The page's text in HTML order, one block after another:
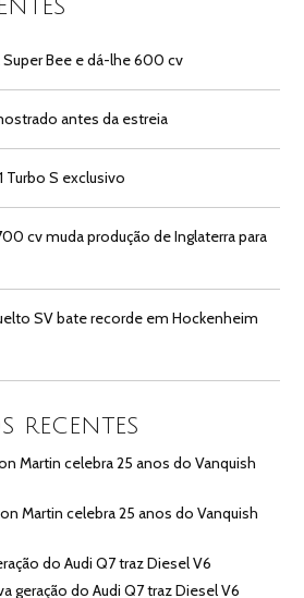
Bee e dá-lhe 600 cv
antes da estreia
Turbo S exclusivo
cv muda produção de Inglaterra para
SV bate recorde em Hockenheim
RECENTES
Martin celebra 25 anos do Vanquish
Martin celebra 25 anos do Vanquish
do Audi Q7 traz Diesel V6
geração do Audi Q7 traz Diesel V6